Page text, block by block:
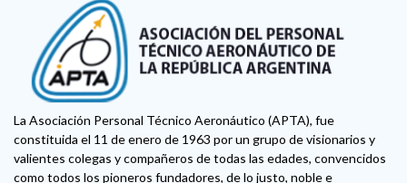
La Asociación Personal Técnico Aeronáutico (APTA), fue
constituida el 11 de enero de 1963 por un grupo de visionarios y
valientes colegas y compañeros de todas las edades, convencidos
como todos los pioneros fundadores, de lo justo, noble e